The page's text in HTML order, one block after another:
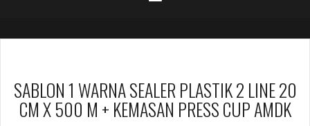
SABLON 1 WARNA SEALER PLASTIK 2 LINE 20
CM X 500 M + KEMASAN PRESS CUP AMDK